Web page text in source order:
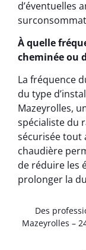
d’éventuelles
À quelle
cheminée ou
La fréquence
du type
Mazeyrolles,
spécialiste du
sécurisée tout
chaudière
de réduire les
prolonger la
Des
Mazeyrolles –